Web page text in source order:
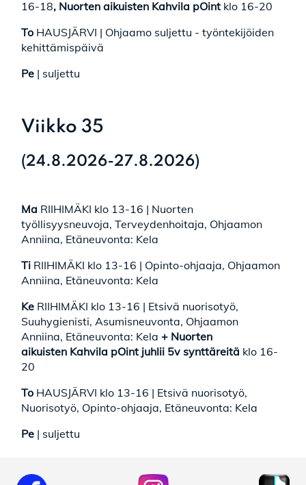
16-18, Nuorten aikuisten Kahvila pOint klo 16-20
To HAUSJÄRVI | Ohjaamo suljettu - työntekijöiden
kehittämispäivä
Pe | suljettu
Viikko 35
(24.8.2026-27.8.2026)
Ma RIIHIMÄKI klo 13-16 | Nuorten
työllisyysneuvoja, Terveydenhoitaja, Ohjaamon
Anniina, Etäneuvonta: Kela
Ti RIIHIMÄKI klo 13-16 | Opinto-ohjaaja, Ohjaamon
Anniina, Etäneuvonta: Kela
Ke RIIHIMÄKI klo 13-16 | Etsivä nuorisotyö,
Suuhygienisti, Asumisneuvonta, Ohjaamon
Anniina, Etäneuvonta: Kela + Nuorten
aikuisten Kahvila pOint juhlii 5v synttäreitä klo 16-
20
To HAUSJÄRVI klo 13-16 | Etsivä nuorisotyö,
Nuorisotyö, Opinto-ohjaaja, Etäneuvonta: Kela
Pe | suljettu